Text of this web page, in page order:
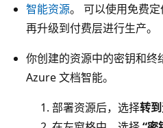
智能资源。 可以使用免费定
再升级到付费层进行生产。
你创建的资源中的密钥和终
Azure 文档智能。
部署资源后，选择转